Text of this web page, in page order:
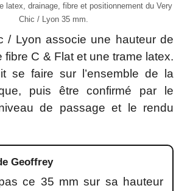
latex, drainage, fibre et positionnement du Very
Chic / Lyon 35 mm.
/ Lyon associe une hauteur de
fibre C & Flat et une trame latex.
se faire sur l’ensemble de la
puis être confirmé par le
de passage et le rendu
Geoffrey
ce 35 mm sur sa hauteur